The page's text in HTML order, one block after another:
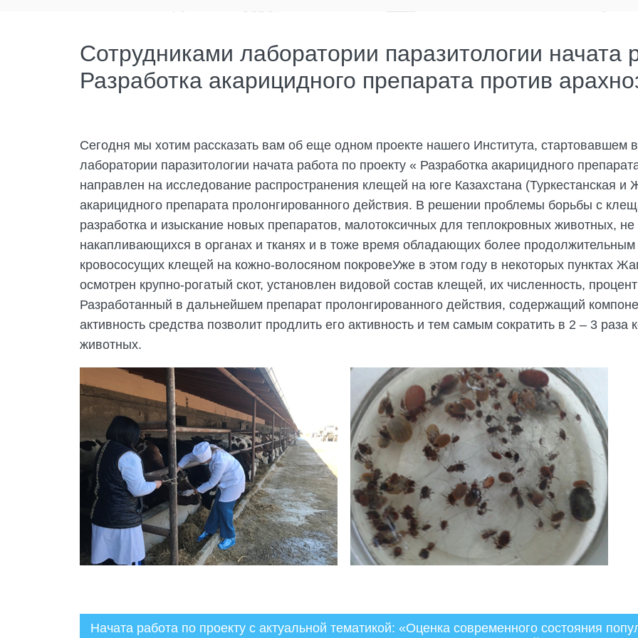
Сотрудниками лаборатории паразитологии начата
Разработка акарицидного препарата против
Сегодня мы хотим рассказать вам об еще одном проекте нашего Института, стартовавшем
лаборатории паразитологии начата работа по проекту « Разработка акарицидного
направлен на исследование распространения клещей на юге Казахстана (Туркестанская и
акарицидного препарата пролонгированного действия. В решении проблемы борьбы с
разработка и изыскание новых препаратов, малотоксичных для теплокровных животных,
накапливающихся в органах и тканях и в тоже время обладающих более продолжительным
кровососущих клещей на кожно-волосяном покровеУже в этом году в некоторых пунктах
осмотрен крупно-рогатый скот, установлен видовой состав клещей, их численность,
Разработанный в дальнейшем препарат пролонгированного действия, содержащий
активность средства позволит продлить его активность и тем самым сократить в 2 – 3
животных.
Начата работа по проекту с актуальной тематикой: «Оценка современного состояния